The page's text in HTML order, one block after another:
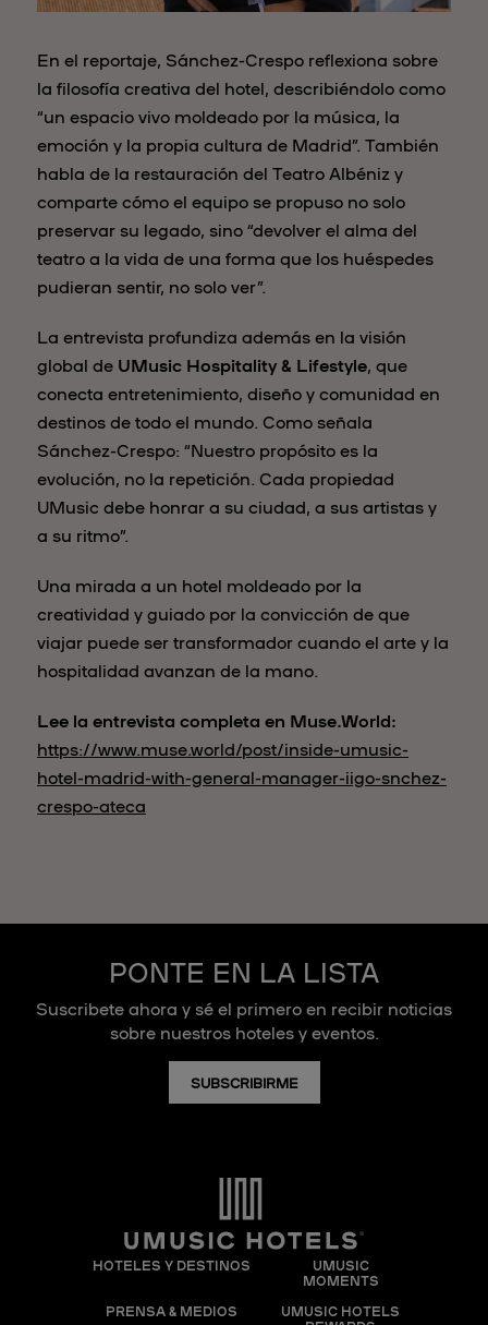
En el reportaje, Sánchez-Crespo reflexiona sobre
la filosofía creativa del hotel, describiéndolo como
“un espacio vivo moldeado por la música, la
emoción y la propia cultura de Madrid”. También
habla de la restauración del Teatro Albéniz y
comparte cómo el equipo se propuso no solo
preservar su legado, sino “devolver el alma del
teatro a la vida de una forma que los huéspedes
pudieran sentir, no solo ver”.
La entrevista profundiza además en la visión
global de UMusic Hospitality & Lifestyle, que
conecta entretenimiento, diseño y comunidad en
destinos de todo el mundo. Como señala
Sánchez-Crespo: “Nuestro propósito es la
evolución, no la repetición. Cada propiedad
UMusic debe honrar a su ciudad, a sus artistas y
a su ritmo”.
Una mirada a un hotel moldeado por la
creatividad y guiado por la convicción de que
viajar puede ser transformador cuando el arte y la
hospitalidad avanzan de la mano.
Lee la entrevista completa en Muse.World:
https://www.muse.world/post/inside-umusic-
hotel-madrid-with-general-manager-iigo-snchez-
crespo-ateca
PONTE EN LA LISTA
Suscribete ahora y sé el primero en recibir noticias
sobre nuestros hoteles y eventos.
SUBSCRIBIRME
HOTELES Y DESTINOS
UMUSIC
MOMENTS
PRENSA & MEDIOS
UMUSIC HOTELS